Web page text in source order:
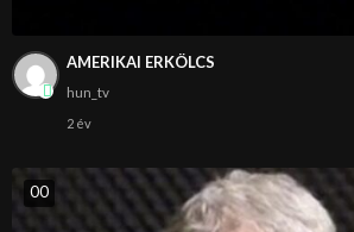
AMERIKAI ERKÖLCS
hun_tv
2 év
00